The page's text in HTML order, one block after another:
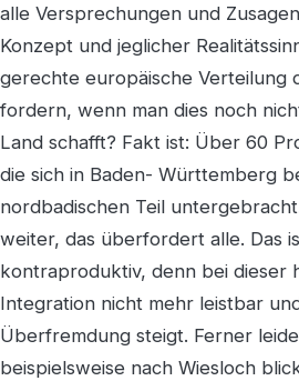
alle Versprechungen und
Konzept und jeglicher
gerechte europäische Verteilung
fordern, wenn man dies noch
Land schafft? Fakt ist: Über 60
die sich in Baden- Württemberg
nordbadischen Teil
weiter, das überfordert alle. Das
kontraproduktiv, denn bei dieser
Integration nicht mehr leistbar
Überfremdung steigt. Ferner
beispielsweise nach Wiesloch